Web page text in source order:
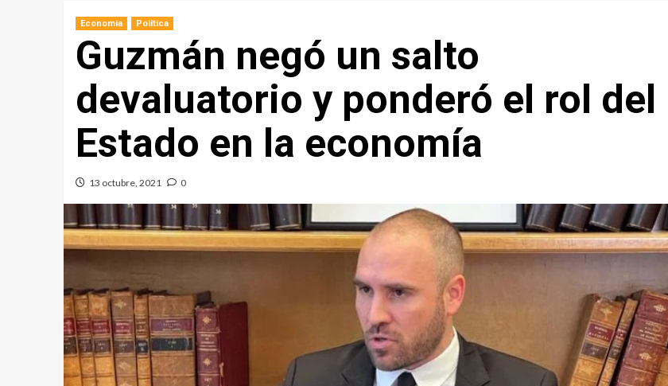
Economía Política
Guzmán negó un salto
devaluatorio y ponderó el rol del
Estado en la economía
13 octubre, 2021 0